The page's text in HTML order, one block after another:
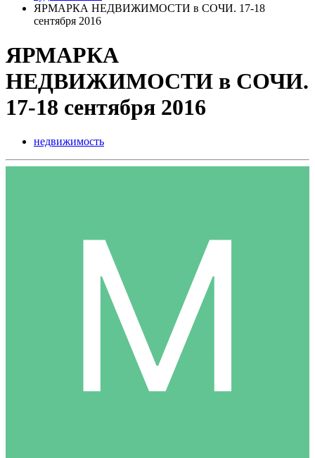
ЯРМАРКА НЕДВИЖИМОСТИ в СОЧИ. 17-18
сентября 2016
ЯРМАРКА
НЕДВИЖИМОСТИ в СОЧИ.
17-18 сентября 2016
недвижимость